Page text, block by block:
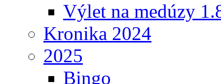
Výlet na medúzy
Kronika 2024
2025
Bingo